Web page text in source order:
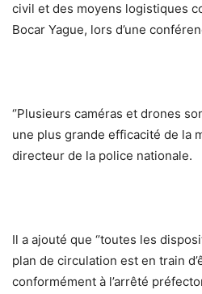
civil et des moyens logistiques
Bocar Yague, lors d’une
‘’Plusieurs caméras et drones
une plus grande efficacité de la
directeur de la police nationale.
Il a ajouté que ‘’toutes les
plan de circulation est en train
conformément à l’arrêté